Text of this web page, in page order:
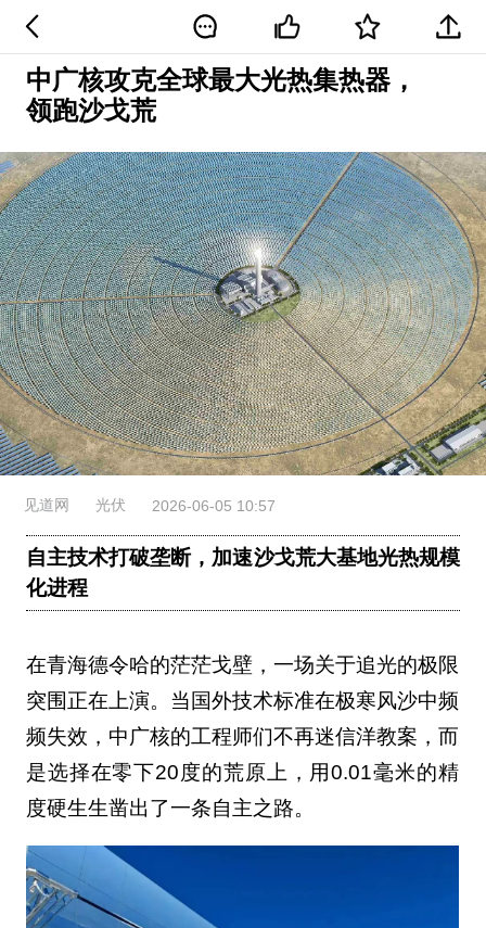
中广核攻克全球最大光热集热器，
领跑沙戈荒
见道网 光伏 2026-06-05 10:57
自主技术打破垄断，加速沙戈荒大基地光热规模
化进程
在青海德令哈的茫茫戈壁，一场关于追光的极限
突围正在上演。当国外技术标准在极寒风沙中频
频失效，中广核的工程师们不再迷信洋教案，而
是选择在零下20度的荒原上，用0.01毫米的精
度硬生生凿出了一条自主之路。